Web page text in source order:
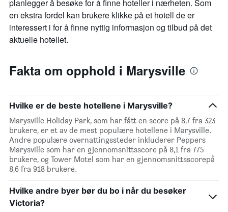
planlegger å besøke for å finne hoteller i nærheten. Som
en ekstra fordel kan brukere klikke på et hotell de er
interessert i for å finne nyttig informasjon og tilbud på det
aktuelle hotellet.
Fakta om opphold i Marysville
Hvilke er de beste hotellene i Marysville?
Marysville Holiday Park, som har fått en score på 8,7 fra 323
brukere, er et av de mest populære hotellene i Marysville.
Andre populære overnattingssteder inkluderer Peppers
Marysville som har en gjennomsnittsscore på 8,1 fra 775
brukere, og Tower Motel som har en gjennomsnittsscorepå
8,6 fra 918 brukere.
Hvilke andre byer bør du bo i når du besøker
Victoria?